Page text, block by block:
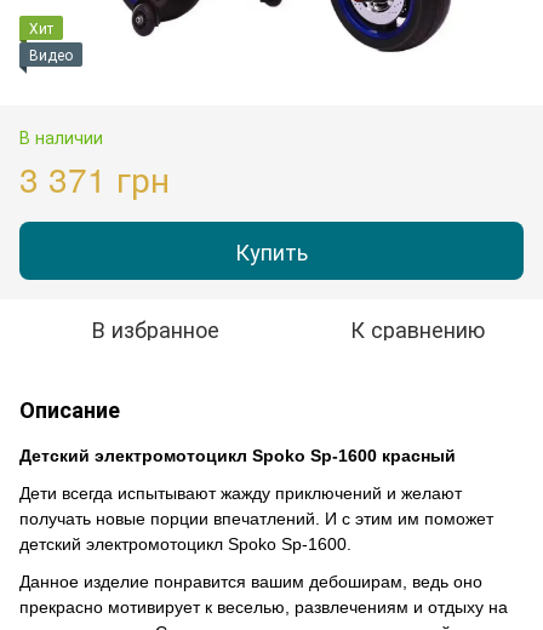
Хит
Видео
В наличии
3 371 грн
Купить
В избранное К сравнению
Описание
Детский электромотоцикл Spoko Sp-1600 красный
Дети всегда испытывают жажду приключений и желают
получать новые порции впечатлений. И с этим им поможет
детский электромотоцикл Spoko Sp-1600.
Данное изделие понравится вашим дебоширам, ведь оно
прекрасно мотивирует к веселью, развлечениям и отдыху на